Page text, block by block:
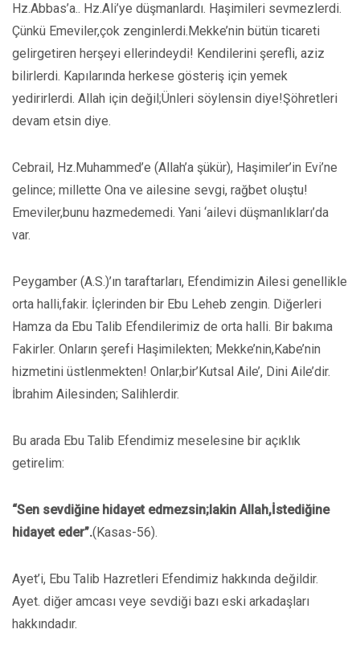
Hz.Abbas’a.. Hz.Ali’ye düşmanlardı. Haşimileri sevmezlerdi.
Çünkü Emeviler,çok zenginlerdi.Mekke’nin bütün ticareti
gelirgetiren herşeyi ellerindeydi! Kendilerini şerefli, aziz
bilirlerdi. Kapılarında herkese gösteriş için yemek
yedirirlerdi. Allah için değil;Ünleri söylensin diye!Şöhretleri
devam etsin diye.
Cebrail, Hz.Muhammed’e (Allah’a şükür), Haşimiler’in Evi’ne
gelince; millette Ona ve ailesine sevgi, rağbet oluştu!
Emeviler,bunu hazmedemedi. Yani ‘ailevi düşmanlıkları’da
var.
Peygamber (A.S.)’ın taraftarları, Efendimizin Ailesi genellikle
orta halli,fakir. İçlerinden bir Ebu Leheb zengin. Diğerleri
Hamza da Ebu Talib Efendilerimiz de orta halli. Bir bakıma
Fakirler. Onların şerefi Haşimilekten; Mekke’nin,Kabe’nin
hizmetini üstlenmekten! Onlar;bir’Kutsal Aile’, Dini Aile’dir.
İbrahim Ailesinden; Salihlerdir.
Bu arada Ebu Talib Efendimiz meselesine bir açıklık
getirelim:
“Sen sevdiğine hidayet edmezsin;lakin Allah,İstediğine
hidayet eder”.(Kasas-56).
Ayet’i, Ebu Talib Hazretleri Efendimiz hakkında değildir.
Ayet. diğer amcası veye sevdiği bazı eski arkadaşları
hakkındadır.